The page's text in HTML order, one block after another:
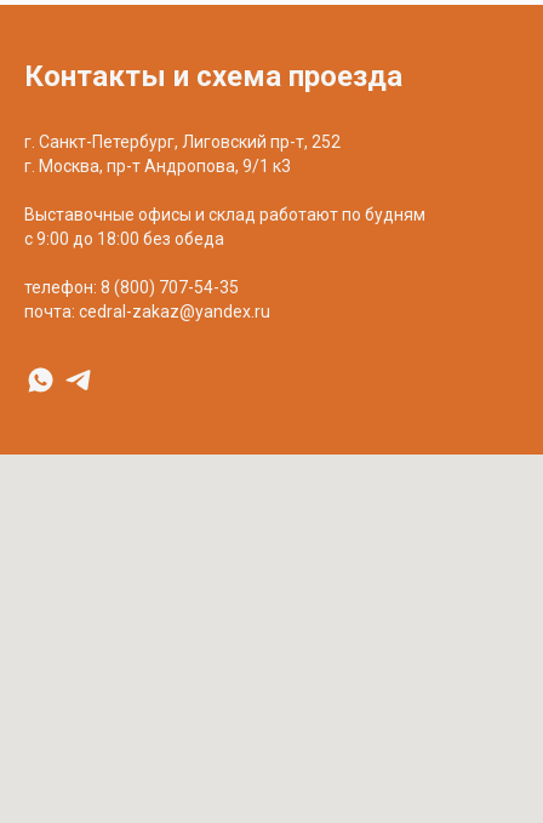
Контакты и схема проезда
г. Санкт-Петербург, Лиговский пр-т, 252
г. Москва, пр-т Андропова, 9/1 к3
Выставочные офисы и склад работают по будням
с 9:00 до 18:00 без обеда
телефон: 8 (800) 707-54-35
почта: cedral-zakaz@yandex.ru